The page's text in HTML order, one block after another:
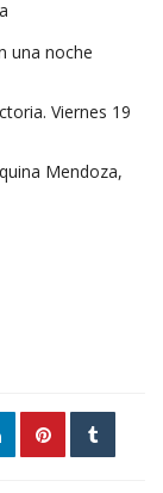
una noche
Viernes 19
Mendoza,